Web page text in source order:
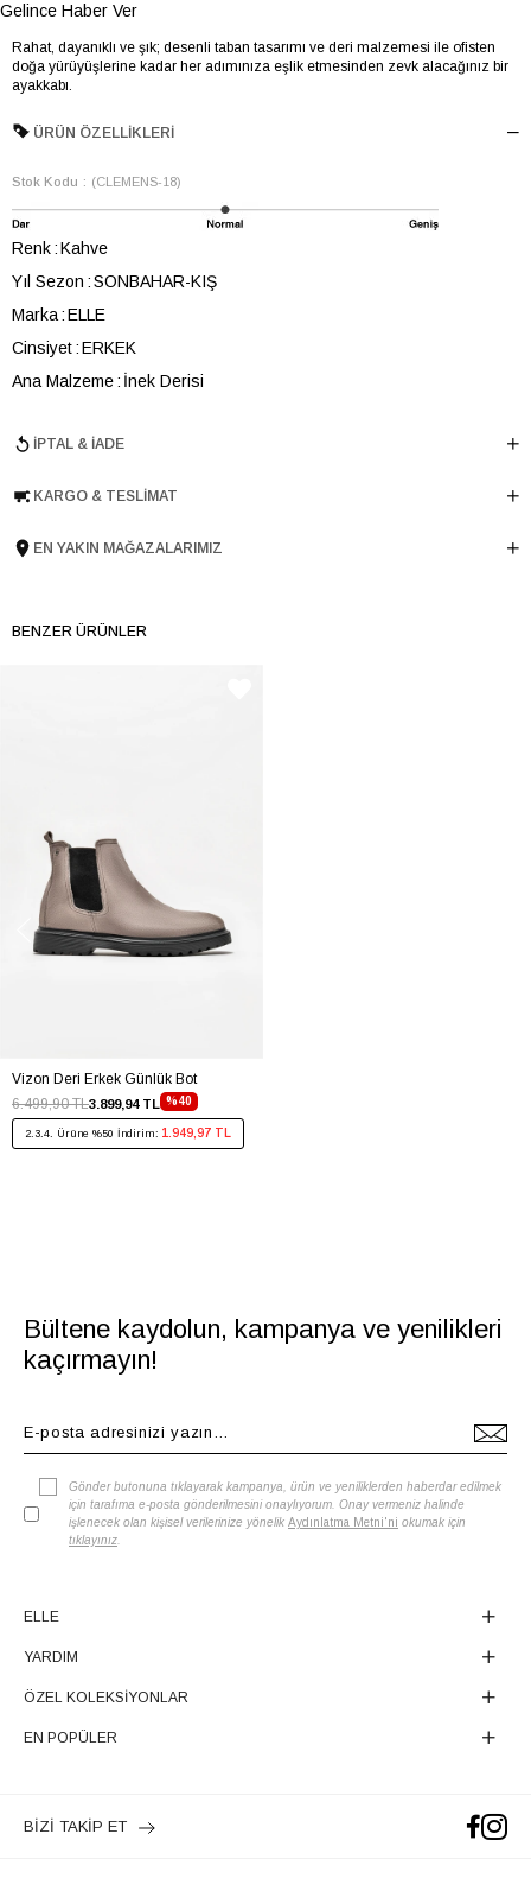
Gelince Haber Ver
Rahat, dayanıklı ve şık; desenli taban tasarımı ve deri malzemesi ile ofisten
doğa yürüyüşlerine kadar her adımınıza eşlik etmesinden zevk alacağınız bir
ayakkabı.
ÜRÜN ÖZELLIKLERI
Stok Kodu (CLEMENS-18)
Renk Kahve
Yıl Sezon SONBAHAR-KIŞ
Marka ELLE
Cinsiyet ERKEK
Ana Malzeme İnek Derisi
Topuk Boyu 3 cm
Taban Yüksekliği 2 cm
İPTAL & İADE
KARGO & TESLIMAT
EN YAKIN MAĞAZALARIMIZ
BENZER ÜRÜNLER
Vizon Deri Erkek Günlük Bot
%40
3.899,94 TL
6.499,90 TL
2.3.4. Ürüne %50 İndirim: 1.949,97 TL
Bültene kaydolun, kampanya ve yenilikleri
kaçırmayın!
Gönder butonuna tıklayarak kampanya, ürün ve yeniliklerden haberdar edilmek
için tarafıma e-posta gönderilmesini onaylıyorum. Onay vermeniz halinde
işlenecek olan kişisel verilerinize yönelik Aydınlatma Metni'ni okumak için
tıklayınız
ELLE
YARDIM
ÖZEL KOLEKSİYONLAR
EN POPÜLER
BİZİ TAKİP ET